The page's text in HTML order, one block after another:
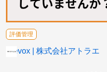
評価管理
Wevox 株式会社アトラエ